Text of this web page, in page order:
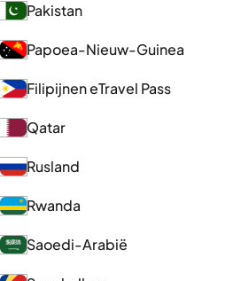
Pakistan
Papoea-Nieuw-Guinea
Filipijnen eTravel Pass
Qatar
Rusland
Rwanda
Saoedi-Arabië